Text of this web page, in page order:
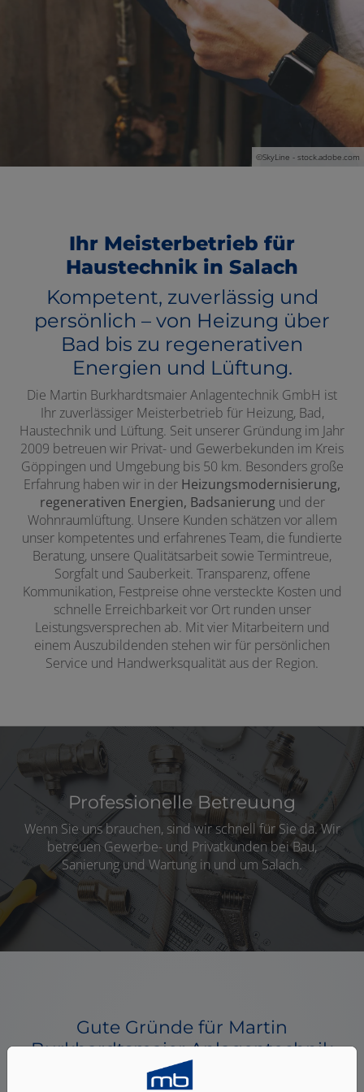
©SkyLine - stock.adobe.com
Ihr Meisterbetrieb für
Haustechnik in Salach
Kompetent, zuverlässig und
persönlich – von Heizung über
Bad bis zu regenerativen
Energien und Lüftung.
Die Martin Burkhardtsmaier Anlagentechnik GmbH ist
Ihr zuverlässiger Meisterbetrieb für Heizung, Bad,
Haustechnik und Lüftung. Seit unserer Gründung im Jahr
2009 betreuen wir Privat- und Gewerbekunden im Kreis
Göppingen und Umgebung bis 50 km. Besonders große
Erfahrung haben wir in der Heizungsmodernisierung,
regenerativen Energien, Badsanierungund der
Wohnraumlüftung. Unsere Kunden schätzen vor allem
unser kompetentes und erfahrenes Team, die fundierte
Beratung, unsere Qualitätsarbeit sowie Termintreue,
Sorgfalt und Sauberkeit. Transparenz, offene
Kommunikation, Festpreise ohne versteckte Kosten und
schnelle Erreichbarkeit vor Ort runden unser
Leistungsversprechen ab. Mit vier Mitarbeitern und
einem Auszubildenden stehen wir für persönlichen
Service und Handwerksqualität aus der Region.
Professionelle Betreuung
Wenn Sie uns brauchen, sind wir schnell für Sie da. Wir
betreuen Gewerbe- und Privatkunden bei Bau,
Sanierung und Wartung in und um Salach.
Gute Gründe für Martin
Burkhardtsmaier Anlagentechnik
GmbH